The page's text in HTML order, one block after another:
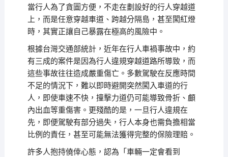
當行人為了貪圖方便，不走在劃設好的行人穿越道
上，而是任意穿越車道、跨越分隔島，甚至闖紅燈
時，其實正讓自己暴露在極高的風險中。
根據台灣交通部統計，近年在行人車禍事故中，約
有三成的案件是因為行人違規穿越道路所導致，而
這些事故往往造成嚴重傷亡。多數駕駛在反應時間
不足的情況下，難以即時避開突然闖入車道的行
人，即使車速不快，撞擊力道仍可能導致骨折、顱
內出血等重傷害。更殘酷的是，一旦行人違規在
先，即便駕駛有部分過失，行人本身也需負擔相當
比例的責任，甚至可能無法獲得完整的保險理賠。
許多人抱持僥倖心態，認為「車輛一定會看到